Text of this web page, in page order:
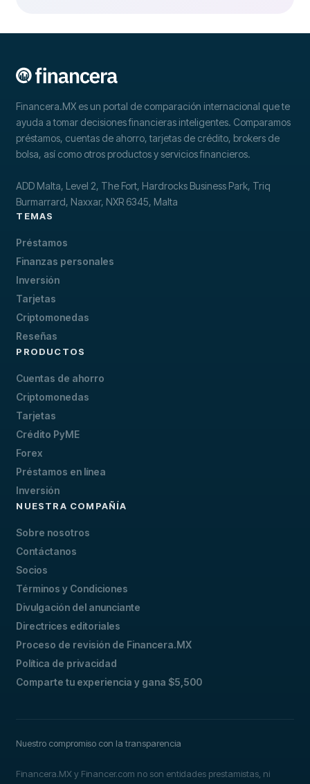
Financera.MX es un portal de comparación internacional que te
ayuda a tomar decisiones financieras inteligentes. Comparamos
préstamos, cuentas de ahorro, tarjetas de crédito, brokers de
bolsa, así como otros productos y servicios financieros.
ADD Malta, Level 2, The Fort, Hardrocks Business Park, Triq
Burmarrard, Naxxar, NXR 6345, Malta
TEMAS
Préstamos
Finanzas personales
Inversión
Tarjetas
Criptomonedas
Reseñas
PRODUCTOS
Cuentas de ahorro
Criptomonedas
Tarjetas
Crédito PyME
Forex
Préstamos en línea
Inversión
NUESTRA COMPAÑÍA
Sobre nosotros
Contáctanos
Socios
Términos y Condiciones
Divulgación del anunciante
Directrices editoriales
Proceso de revisión de Financera.MX
Política de privacidad
Comparte tu experiencia y gana $5,500
Nuestro compromiso con la transparencia
Financera.MX y Financer.com no son entidades prestamistas, ni